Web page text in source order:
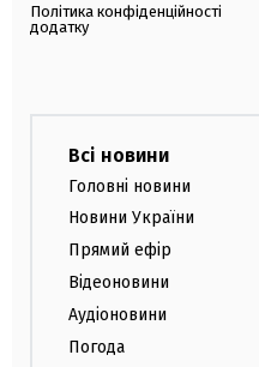
Політика конфіденційності
додатку
Всі новини
Головні новини
Новини України
Прямий ефір
Відеоновини
Аудіоновини
Погода